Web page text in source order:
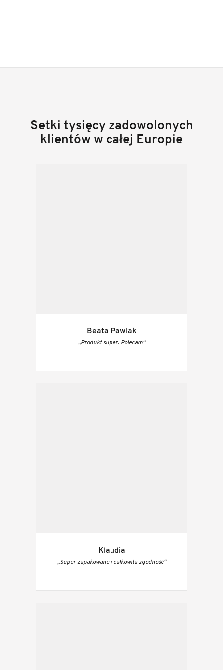
Setki tysięcy zadowolonych
klientów w całej Europie
Beata Pawlak
„Produkt super. Polecam“
Klaudia
„Super zapakowane i całkowita zgodność“